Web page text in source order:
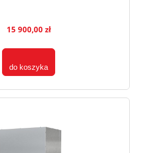
15 900,00 zł
do koszyka